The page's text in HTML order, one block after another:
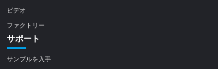
ビデオ
ファクトリー
サポート
サンプルを入手